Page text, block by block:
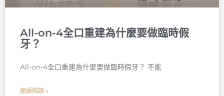
All-on-4全口重建為什麼要做臨時假
牙？
All-on-4全口重建為什麼要做臨時假牙？ 不能
繼續閱讀 »